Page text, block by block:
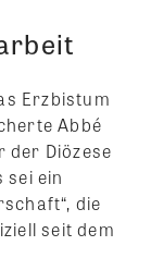
Erzbistum
Abbé
der Diözese
sei ein
die
seit dem